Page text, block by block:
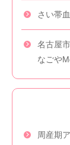
さい帯
名古屋
なごや
周産期